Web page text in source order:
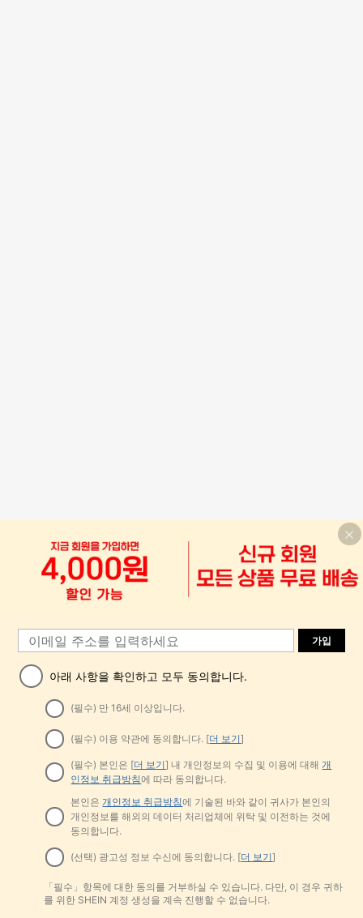
가입
아래 사항을 확인하고 모두 동의합니다.
(필수) 만 16세 이상입니다.
(필수) 이용 약관에 동의합니다. [더 보기]
(필수) 본인은 [더 보기] 내 개인정보의 수집 및 이용에 대해개
인정보 취급방침에 따라 동의합니다.
본인은 개인정보 취급방침에 기술된 바와 같이 귀사가 본인의
개인정보를 해외의 데이터 처리업체에 위탁 및 이전하는 것에
동의합니다.
(선택) 광고성 정보 수신에 동의합니다. [더 보기]
「필수」항목에 대한 동의를 거부하실 수 있습니다. 다만, 이 경우 귀하
를 위한 SHEIN 계정 생성을 계속 진행할 수 없습니다.